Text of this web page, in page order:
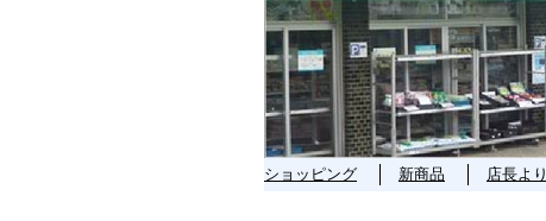
ショッピング 新商品 店長より